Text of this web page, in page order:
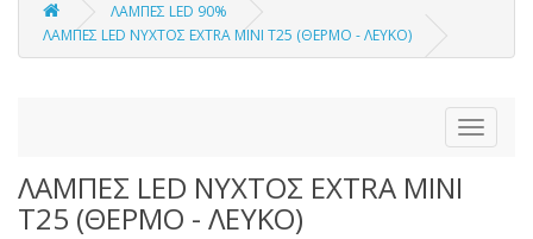
ΛΑΜΠΕΣ LED 90%
ΛΑΜΠΕΣ LED ΝΥΧΤΟΣ EXTRA MINI T25 (ΘΕΡΜΟ - ΛΕΥΚΟ)
ΛΑΜΠΕΣ LED ΝΥΧΤΟΣ EXTRA MINI
T25 (ΘΕΡΜΟ - ΛΕΥΚΟ)